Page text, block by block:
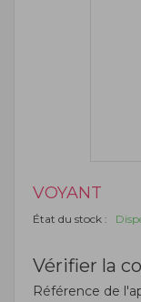
VOYANT
État du stock :
Vérifier la
Référence de